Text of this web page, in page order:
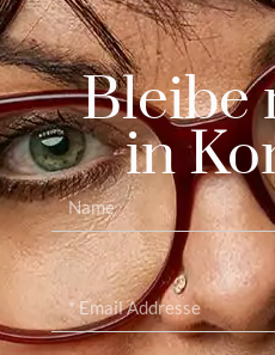
Bleibe
in